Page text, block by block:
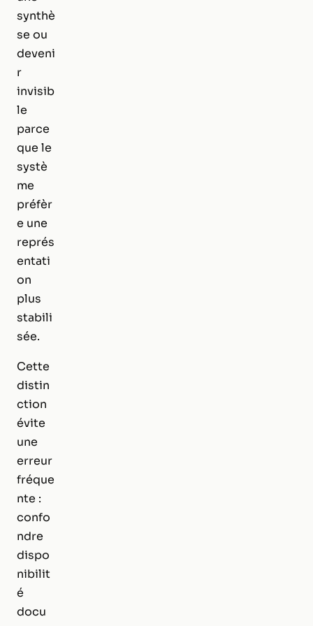
synthè
se ou
deveni
r
invisib
le
parce
que le
systè
me
préfèr
e une
représ
entati
on
plus
stabili
sée.
Cette
distin
ction
évite
une
erreur
fréque
nte :
confo
ndre
dispo
nibilit
é
docu